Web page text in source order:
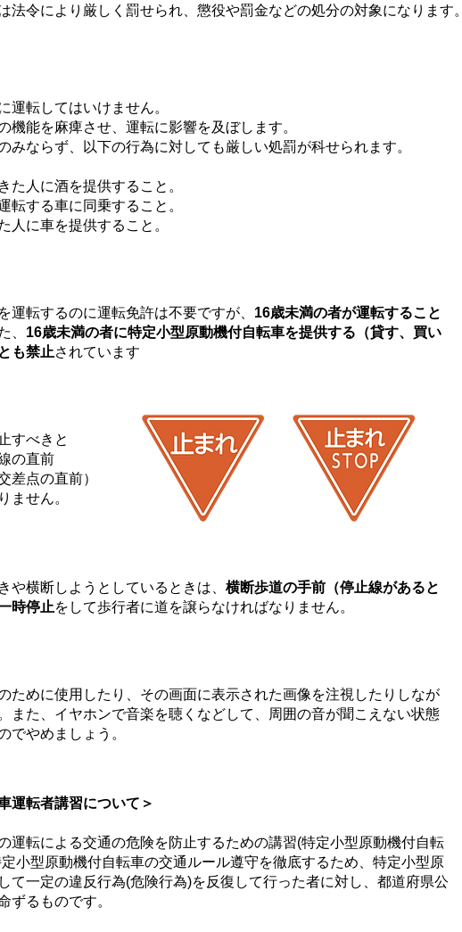
法令により厳しく罰せられ、懲役や罰金などの処分の対象になります。
運転してはいけません。
機能を麻痺させ、運転に影響を及ぼします。
みならず、以下の行為に対しても厳しい処罰が科せられます。
た人に酒を提供すること。
転する車に同乗すること。
人に車を提供すること。
運転するのに運転免許は不要ですが、 16歳未満の者が運転すること
、 16歳未満の者に特定小型原動機付自転車を提供する（貸す、買い
も禁止されています
すべきと
の直前
差点の直前）
ません。
や横断しようとしているときは、 横断歩道の手前（停止線があると
時停止をして歩行者に道を譲らなければなりません。
ために使用したり、その画面に表示された画像を注視したりしなが
また、イヤホンで音楽を聴くなどして、周囲の音が聞こえない状態
でやめましょう。
運転者講習について＞
運転による交通の危険を防止するための講習(特定小型原動機付自転
小型原動機付自転車の交通ルール遵守を徹底するため、特定小型原
て一定の違反行為(危険行為)を反復して行った者に対し、都道府県公
ずるものです。